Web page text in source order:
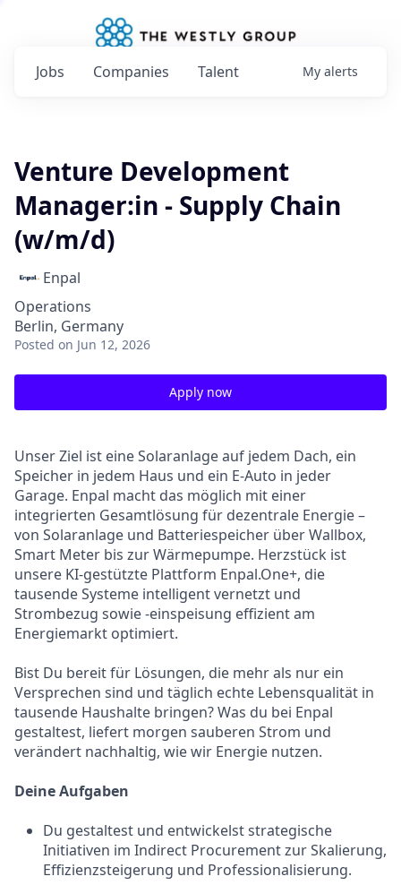
Jobs Companies Talent My alerts
Venture Development
Manager:in - Supply Chain
(w/m/d)
Enpal
Operations
Berlin, Germany
Posted on Jun 12, 2026
Apply now
Unser Ziel ist eine Solaranlage auf jedem Dach, ein
Speicher in jedem Haus und ein E-Auto in jeder
Garage. Enpal macht das möglich mit einer
integrierten Gesamtlösung für dezentrale Energie –
von Solaranlage und Batteriespeicher über Wallbox,
Smart Meter bis zur Wärmepumpe. Herzstück ist
unsere KI-gestützte Plattform Enpal.One+, die
tausende Systeme intelligent vernetzt und
Strombezug sowie -einspeisung effizient am
Energiemarkt optimiert.
Bist Du bereit für Lösungen, die mehr als nur ein
Versprechen sind und täglich echte Lebensqualität in
tausende Haushalte bringen? Was du bei Enpal
gestaltest, liefert morgen sauberen Strom und
verändert nachhaltig, wie wir Energie nutzen.
Deine Aufgaben
Du gestaltest und entwickelst strategische
Initiativen im Indirect Procurement zur Skalierung,
Effizienzsteigerung und Professionalisierung.